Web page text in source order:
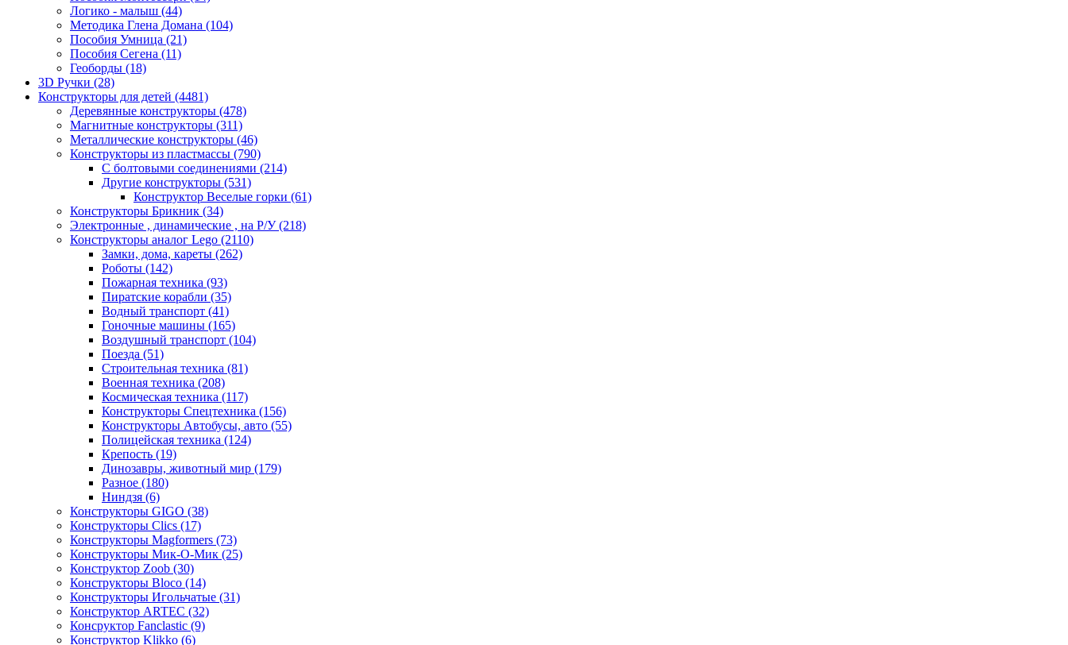
Логико - малыш (44)
Методика Глена Домана (104)
Пособия Умница (21)
Пособия Сегена (11)
Геоборды (18)
3D Ручки (28)
Конструкторы для детей (4481)
Деревянные конструкторы (478)
Магнитные конструкторы (311)
Металлические конструкторы (46)
Конструкторы из пластмассы (790)
С болтовыми соединениями (214)
Другие конструкторы (531)
Конструктор Веселые горки (61)
Конструкторы Брикник (34)
Электронные , динамические , на Р/У(218)
Конструкторы аналог Lego (2110)
Замки, дома, кареты (262)
Роботы (142)
Пожарная техника (93)
Пиратские корабли (35)
Водный транспорт (41)
Гоночные машины (165)
Воздушный транспорт (104)
Поезда (51)
Строительная техника (81)
Военная техника (208)
Космическая техника (117)
Конструкторы Спецтехника (156)
Конструкторы Автобусы, авто (55)
Полицейская техника (124)
Крепость (19)
Динозавры, животный мир (179)
Разное (180)
Ниндзя (6)
Конструкторы GIGO (38)
Конструкторы Clics (17)
Конструкторы Magformers (73)
Конструкторы Мик-О-Мик (25)
Конструктор Zoob (30)
Конструкторы Bloco (14)
Конструкторы Игольчатые (31)
Конструктор ARTEC (32)
Консруктор Fanclastic (9)
Конструктор Klikko (6)